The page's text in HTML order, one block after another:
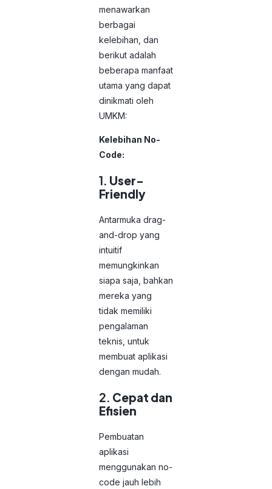
menawarkan
berbagai
kelebihan, dan
berikut adalah
beberapa manfaat
utama yang dapat
dinikmati oleh
UMKM:
Kelebihan No-
Code:
1. User-
Friendly
Antarmuka drag-
and-drop yang
intuitif
memungkinkan
siapa saja, bahkan
mereka yang
tidak memiliki
pengalaman
teknis, untuk
membuat aplikasi
dengan mudah.
2. Cepat dan
Efisien
Pembuatan
aplikasi
menggunakan no-
code jauh lebih